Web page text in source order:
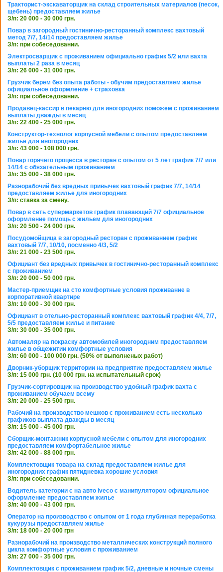
Тракторист-экскаваторщик на склад строительных материалов (песок,
щебень) предоставляем жилье
З/п: 20 000 - 30 000 грн.
Повар в загородный гостинично-ресторанный комплекс вахтовый
метод 7/7, 14/14 предоставляем жилье
З/п: при собеседовании.
Электросварщик с проживанием официально график 5/2 или вахта
выплаты 2 раза в месяц
З/п: 26 000 - 31 000 грн.
Грузчик берем без опыта работы - обучим предоставляем жилье
официальное оформление + страховка
З/п: при собеседовании.
Продавец-кассир в пекарню для иногородних поможем с проживанием
выплаты дважды в месяц
З/п: 22 400 - 25 000 грн.
Конструктор-технолог корпусной мебели с опытом предоставляем
жилье для иногородних
З/п: 43 000 - 108 000 грн.
Повар горячего процесса в ресторан с опытом от 5 лет график 7/7 или
14/14 с обязательным проживанием
З/п: 35 000 - 38 000 грн.
Разнорабочий без вредных привычек вахтовый график 7/7, 14/14
предоставляем жилье для иногородних
З/п: ставка за смену.
Повар в сеть супермаркетов график плавающий 7/7 официальное
оформление помощь с жильем для иногородних
З/п: 20 500 - 24 000 грн.
Посудомойщица в загородный ресторан с проживанием график
вахтовый 7/7, 10/10, посменно 4/3, 5/2
З/п: 21 000 - 23 500 грн.
Официант без вредных привычек в гостинично-ресторанный комплекс
с проживанием
З/п: 20 000 - 50 000 грн.
Мастер-приемщик на сто комфортные условия проживание в
корпоративной квартире
З/п: 10 000 - 30 000 грн.
Официант в отельно-ресторанный комплекс вахтовый график 4/4, 7/7,
5/5 предоставляем жилье и питание
З/п: 30 000 - 35 000 грн.
Автомаляр на покраску автомобилей иногородним предоставляем
жилье в общежитии комфортные условия
З/п: 60 000 - 100 000 грн. (50% от выполненых работ)
Дворник-уборщик территории на предприятие предоставляем жилье
З/п: 15 000 грн. (10 000 грн. на испытательный срок)
Грузчик-сортировщик на производство удобный график вахта с
проживанием обучаем всему
З/п: 20 000 - 25 500 грн.
Рабочий на производство мешков с проживанием есть несколько
графиков выплата дважды в месяц
З/п: 15 000 - 45 000 грн.
Сборщик-монтажник корпусной мебели с опытом для иногородних
предоставляем комфортабельное жилье
З/п: 42 000 - 88 000 грн.
Комплектовщик товара на склад предоставляем жилье для
иногородних график пятидневка хорошие условия
З/п: при собеседовании.
Водитель категории с на авто iveco с манипулятором официальное
оформление предоставляем жилье
З/п: 40 000 - 43 000 грн.
Оператор на производство с опытом от 1 года глубинная переработка
кукурузы предоставляем жилье
З/п: 18 000 - 20 000 грн
Разнорабочий на производство металлических конструкций полного
цикла комфортные условия с проживанием
З/п: 27 000 - 35 000 грн.
Комплектовщик с проживанием график 5/2, дневные и ночные смены